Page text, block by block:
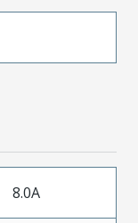
8.0A